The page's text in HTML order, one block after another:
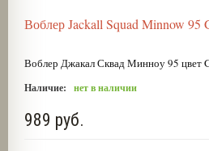
Воблер Jackall Squad Minnow 95
Воблер Джакал Сквад Минноу 95 цвет
Наличие: нет в наличии
989 руб.